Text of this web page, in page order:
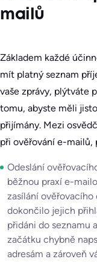
mailů
Základem každé
mít platný seznam
vaše zprávy, plýtváte
tomu, abyste měli
přijímány. Mezi
při ověřování e-mailů,
Odeslání
běžnou praxí e-
zasílání
dokončilo jejich
přidáni do seznamu
začátku chybně
adresám a zároveň